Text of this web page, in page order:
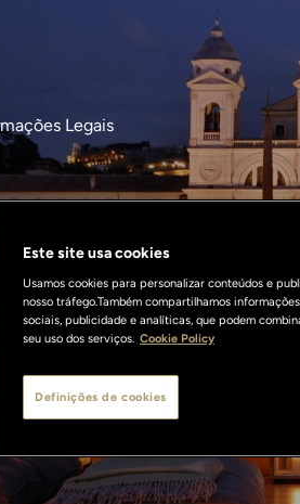
Legais
Este site usa cookies
Usamos cookies para personalizar conteúdos e
nosso tráfego.Também compartilhamos
sociais, publicidade e analíticas, que podem
seu uso dos serviços. Cookie Policy
Definições de cookies